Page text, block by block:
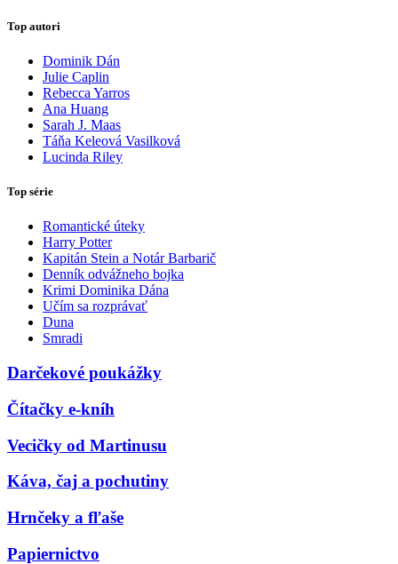
Top autori
Dominik Dán
Julie Caplin
Rebecca Yarros
Ana Huang
Sarah J. Maas
Táňa Keleová Vasilková
Lucinda Riley
Top série
Romantické úteky
Harry Potter
Kapitán Stein a Notár Barbarič
Denník odvážneho bojka
Krimi Dominika Dána
Učím sa rozprávať
Duna
Smradi
Darčekové poukážky
Čítačky e-kníh
Vecičky od Martinusu
Káva, čaj a pochutiny
Hrnčeky a fľaše
Papiernictvo